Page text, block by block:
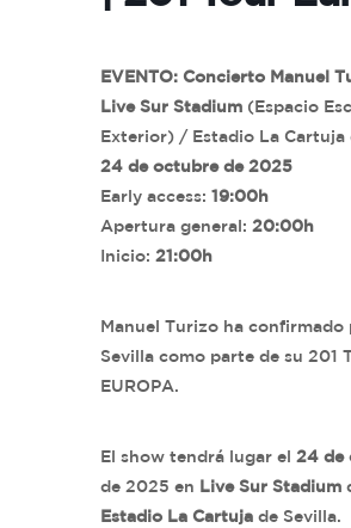
EVENTO: Concierto Manuel
Live Sur Stadium (Espacio
Exterior) / Estadio La Cartuja
24 de octubre de 2025
Early access: 19:00h
Apertura general: 20:00h
Inicio: 21:00h
Manuel Turizo ha confirmado
Sevilla como parte de su 201
EUROPA.
El show tendrá lugar el 24 de
de 2025 en Live Sur Stadium
Estadio La Cartuja de Sevilla.